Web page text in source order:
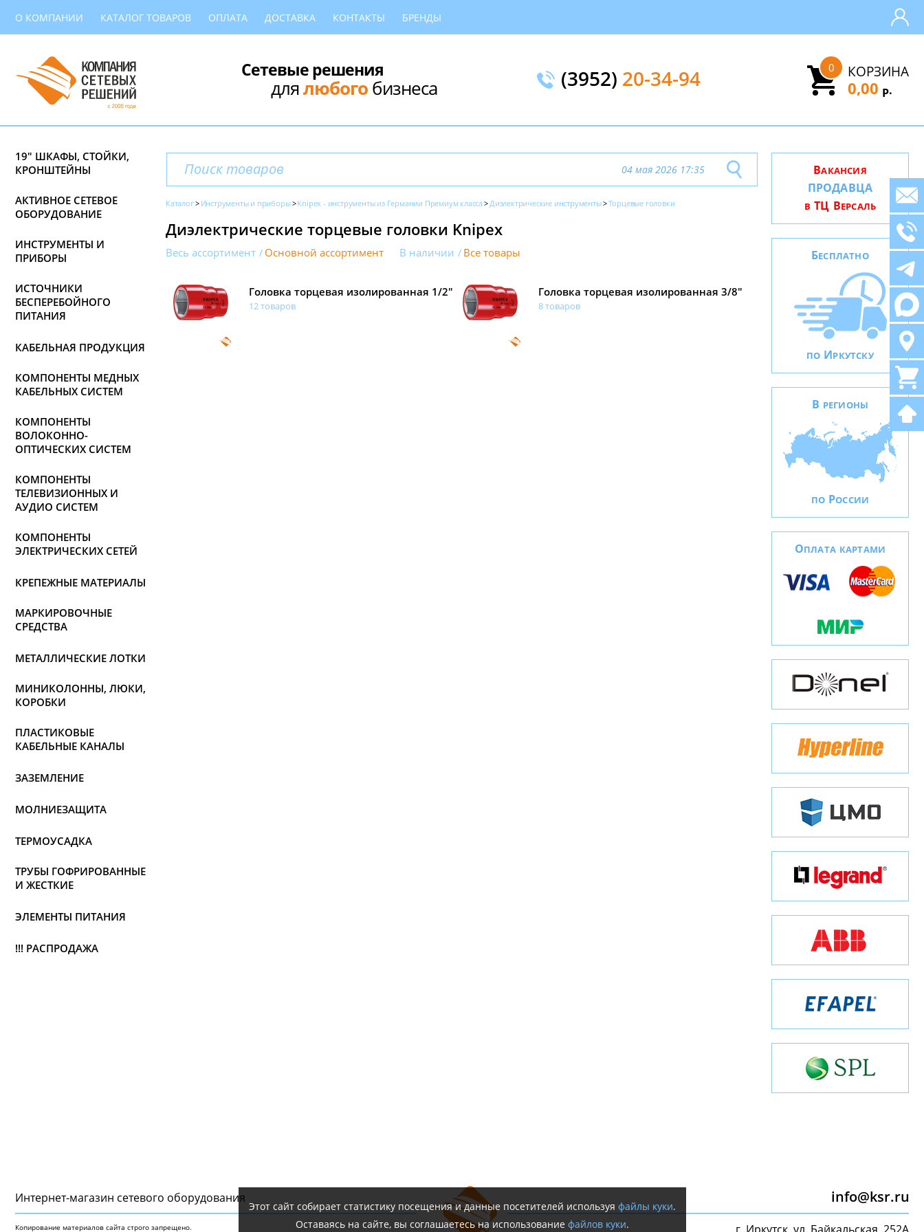
О КОМПАНИИ КАТАЛОГ ТОВАРОВ ОПЛАТА ДОСТАВКА КОНТАКТЫ БРЕНДЫ
Сетевые решения
длялюбогобизнеса (3952) 20-34-94 КОРЗИНА
0
0,00 Р.
19" ШКАФЫ, СТОЙКИ,
КРОНШТЕЙНЫ
АКТИВНОЕ СЕТЕВОЕ
ОБОРУДОВАНИЕ
ИНСТРУМЕНТЫ И
ПРИБОРЫ
ИСТОЧНИКИ
БЕСПЕРЕБОЙНОГО
ПИТАНИЯ
КАБЕЛЬНАЯ ПРОДУКЦИЯ
КОМПОНЕНТЫ МЕДНЫХ
КАБЕЛЬНЫХ СИСТЕМ
КОМПОНЕНТЫ
ВОЛОКОННО-
ОПТИЧЕСКИХ СИСТЕМ
КОМПОНЕНТЫ
ТЕЛЕВИЗИОННЫХ И
АУДИО СИСТЕМ
КОМПОНЕНТЫ
ЭЛЕКТРИЧЕСКИХ СЕТЕЙ
КРЕПЕЖНЫЕ МАТЕРИАЛЫ
МАРКИРОВОЧНЫЕ
СРЕДСТВА
МЕТАЛЛИЧЕСКИЕ ЛОТКИ
МИНИКОЛОННЫ, ЛЮКИ,
КОРОБКИ
ПЛАСТИКОВЫЕ
КАБЕЛЬНЫЕ КАНАЛЫ
ЗАЗЕМЛЕНИЕ
МОЛНИЕЗАЩИТА
ТЕРМОУСАДКА
ТРУБЫ ГОФРИРОВАННЫЕ
И ЖЕСТКИЕ
ЭЛЕМЕНТЫ ПИТАНИЯ
!!! РАСПРОДАЖА
04 мая 2026 17:35
Каталог Инструменты и приборы Knipex - инструменты из Германии Премиум класса Диэлектрические инструменты Торцевые головки
Диэлектрические торцевые головки Knipex
Весь ассортимент Основной ассортимент В наличии Все товары
Головка торцевая изолированная 1/2"
12 товаров
Головка торцевая изолированная 3/8"
8 товаров
ВАКАНСИЯ
ПРОДАВЦА
В ТЦ ВЕРСАЛЬ
БЕСПЛАТНО
ПО ИРКУТСКУ
В РЕГИОНЫ
ПО РОССИИ
ОПЛАТА КАРТАМИ
Интернет-магазин сетeвого оборудования
Копирование материалов сайта строго запрещено.
info@ksr.ru
Этот сайт собирает статистику посещения и данные посетителей используя файлы куки.
Оставаясь на сайте, вы соглашаетесь на использование файлов куки.